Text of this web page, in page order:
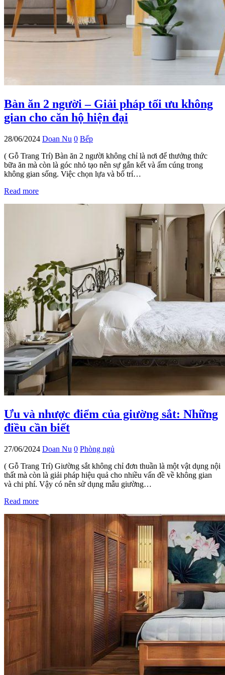
Bàn ăn 2 người – Giải pháp tối ưu không
gian cho căn hộ hiện đại
28/06/2024 Doan Nu 0 Bếp
( Gỗ Trang Trí) Bàn ăn 2 người không chỉ là nơi để thưởng thức
bữa ăn mà còn là góc nhỏ tạo nên sự gắn kết và ấm cúng trong
không gian sống. Việc chọn lựa và bố trí…
Read more
Ưu và nhược điểm của giường sắt: Những
điều cần biết
27/06/2024 Doan Nu 0 Phòng ngủ
( Gỗ Trang Trí) Giường sắt không chỉ đơn thuần là một vật dụng nội
thất mà còn là giải pháp hiệu quả cho nhiều vấn đề về không gian
và chi phí. Vậy có nên sử dụng mẫu giường…
Read more